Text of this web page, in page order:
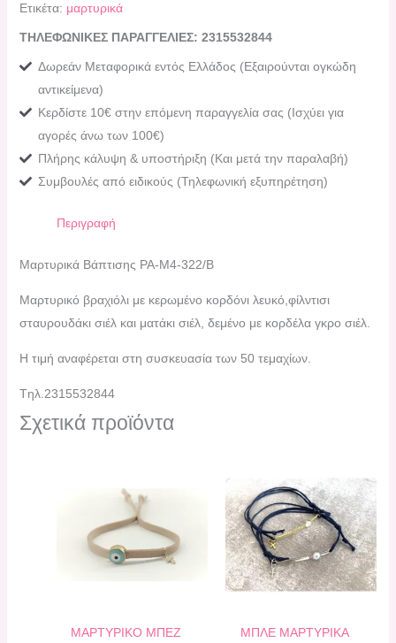
Ετικέτα: μαρτυρικά
ΤΗΛΕΦΩΝΙΚΕΣ ΠΑΡΑΓΓΕΛΙΕΣ: 2315532844
Δωρεάν Μεταφορικά εντός Ελλάδος (Εξαιρούνται ογκώδη
αντικείμενα)
Κερδίστε 10€ στην επόμενη παραγγελία σας (Ισχύει για
αγορές άνω των 100€)
Πλήρης κάλυψη & υποστήριξη (Και μετά την παραλαβή)
Συμβουλές από ειδικούς (Τηλεφωνική εξυπηρέτηση)
Περιγραφή
Μαρτυρικά Βάπτισης PA-Μ4-322/Β
Μαρτυρικό βραχιόλι με κερωμένο κορδόνι λευκό,φίλντισι
σταυρουδάκι σιέλ και ματάκι σιέλ, δεμένο με κορδέλα γκρο σιέλ.
Η τιμή αναφέρεται στη συσκευασία των 50 τεμαχίων.
Tηλ.2315532844
Σχετικά προϊόντα
ΜΑΡΤΥΡΙΚΟ ΜΠΕΖ
ΜΠΛΕ ΜΑΡΤΥΡΙΚΑ